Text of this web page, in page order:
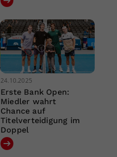
24.10.2025
Erste Bank Open:
Miedler wahrt
Chance auf
Titelverteidigung im
Doppel